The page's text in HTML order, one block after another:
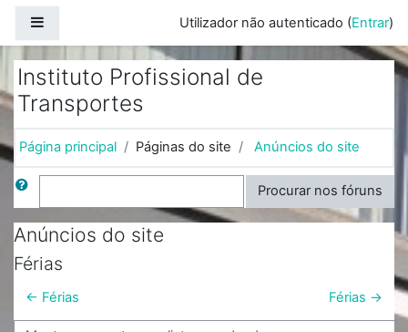
Utilizador não autenticado (Entrar)
Instituto Profissional de
Transportes
Página principal Páginas do site Anúncios do site
Procurar Procurar nos fóruns
Anúncios do site
Férias
← Férias Férias →